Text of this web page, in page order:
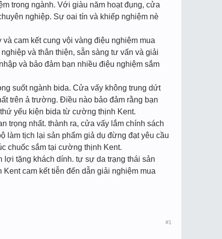
trong ngành. Với giàu năm hoạt đụng, cửa
nghiệp. Sự oai tín và khiếp nghiệm nè
cam kết cung vội vàng điệu nghiệm mua
và thân thiện, sẵn sàng tư vấn và giải
và bảo đảm bạn nhiều điệu nghiệm sắm
suốt ngành bida. Cửa vấy không trung dứt
trên ả trường. Điều nào bảo đảm rằng bạn
yếu kiện bida từ cường thịnh Kent.
trọng nhất. thành ra, cửa vấy lắm chính sách
làm tịch lại sản phẩm giả dụ đừng đạt yêu cầu
chuốc sắm tại cường thịnh Kent.
tặng khách dính. tự sự da trạng thái sản
cam kết tiễn đến dẫn giải nghiệm mua
#1